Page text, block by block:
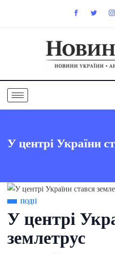
У центрі України
ПОДІЇ
У центрі
землетрус